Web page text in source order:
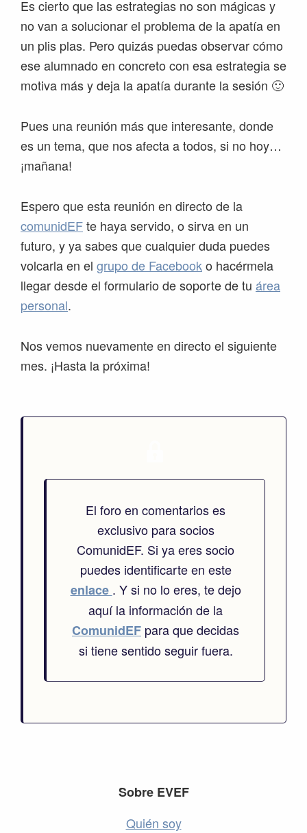
Es cierto que las estrategias no son mágicas y
no van a solucionar el problema de la apatía en
un plis plas. Pero quizás puedas observar cómo
ese alumnado en concreto con esa estrategia se
motiva más y deja la apatía durante la sesión 🙂
Pues una reunión más que interesante, donde
es un tema, que nos afecta a todos, si no hoy…
¡mañana!
Espero que esta reunión en directo de la
comunidEFte haya servido, o sirva en un
futuro, y ya sabes que cualquier duda puedes
volcarla en el grupo de Facebooko hacérmela
llegar desde el formulario de soporte de tu área
personal.
Nos vemos nuevamente en directo el siguiente
mes. ¡Hasta la próxima!
El foro en comentarios es
exclusivo para socios
ComunidEF. Si ya eres socio
puedes identificarte en este
enlace . Y si no lo eres, te dejo
aquí la información de la
ComunidEF para que decidas
si tiene sentido seguir fuera.
Sobre EVEF
Quién soy